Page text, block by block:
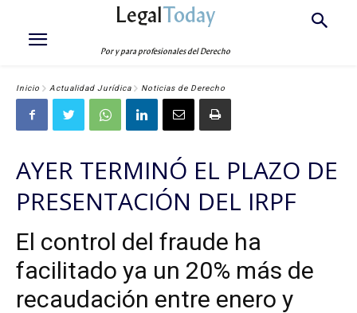
LegalToday
Por y para profesionales del Derecho
Inicio Actualidad Jurídica Noticias de Derecho
AYER TERMINÓ EL PLAZO DE
PRESENTACIÓN DEL IRPF
El control del fraude ha
facilitado ya un 20% más de
recaudación entre enero y